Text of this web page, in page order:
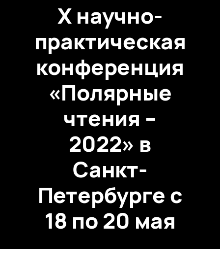
X научно-
практическая
конференция
«Полярные
чтения –
2022» в
Санкт-
Петербурге с
18 по 20 мая